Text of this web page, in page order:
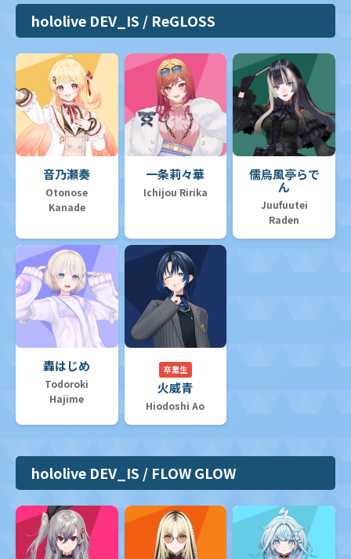
hololive DEV_IS / ReGLOSS
音乃瀬奏
Otonose
Kanade
一条莉々華
Ichijou Ririka
儒烏風亭らで
ん
Juufuutei
Raden
轟はじめ
Todoroki
Hajime
卒業生
火威青
Hiodoshi Ao
hololive DEV_IS / FLOW GLOW